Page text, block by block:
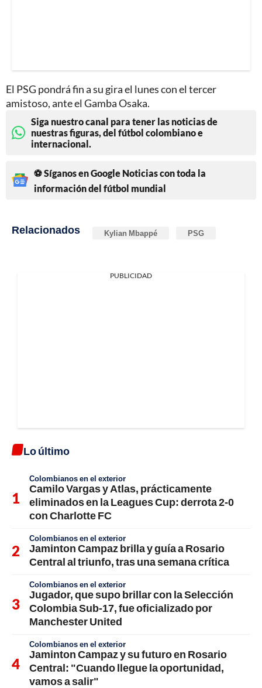
El PSG pondrá fin a su gira el lunes con el tercer
amistoso, ante el Gamba Osaka.
Siga nuestro canal para tener las noticias de
nuestras figuras, del fútbol colombiano e
internacional.
⚽ Síganos en Google Noticias con toda la
información del fútbol mundial
Relacionados Kylian Mbappé PSG
PUBLICIDAD
Lo último
Colombianos en el exterior
Camilo Vargas y Atlas, prácticamente
eliminados en la Leagues Cup: derrota 2-0
con Charlotte FC
Colombianos en el exterior
Jaminton Campaz brilla y guía a Rosario
Central al triunfo, tras una semana crítica
Colombianos en el exterior
Jugador, que supo brillar con la Selección
Colombia Sub-17, fue oficializado por
Manchester United
Colombianos en el exterior
Jaminton Campaz y su futuro en Rosario
Central: "Cuando llegue la oportunidad,
vamos a salir"